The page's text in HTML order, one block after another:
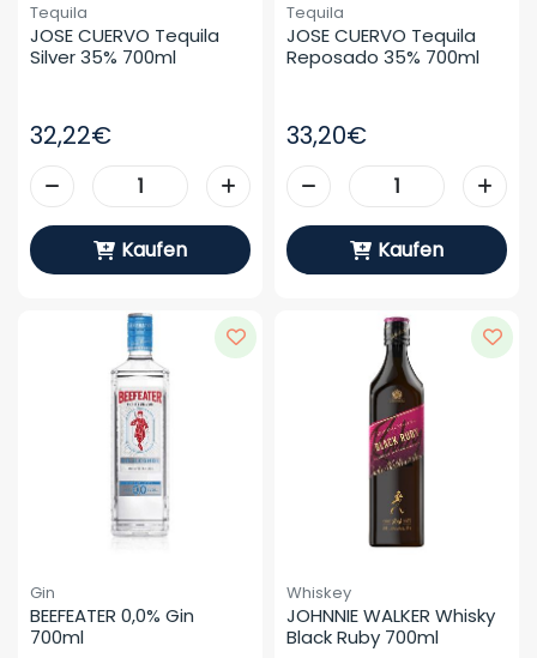
Tequila
JOSE CUERVO Tequila
Silver 35% 700ml
32,22€
Kaufen
Tequila
JOSE CUERVO Tequila
Reposado 35% 700ml
33,20€
Kaufen
Gin
BEEFEATER 0,0% Gin
700ml
Whiskey
JOHNNIE WALKER Whisky
Black Ruby 700ml